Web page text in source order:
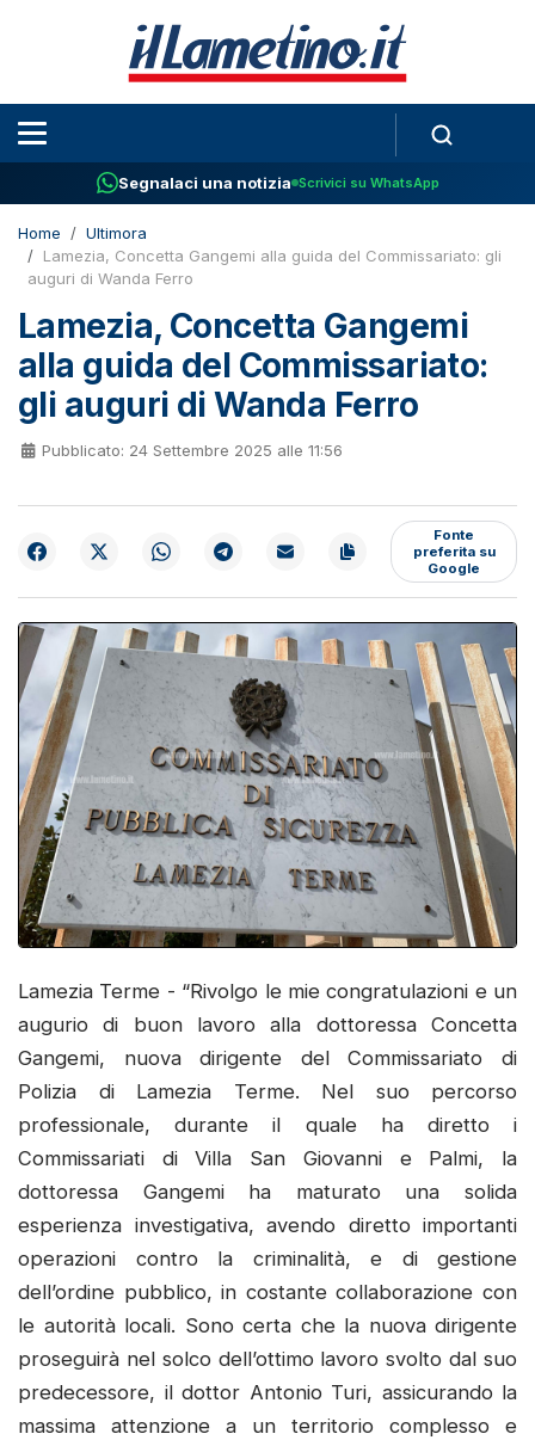
Segnalaci una notizia Scrivici su WhatsApp
Home
Ultimora
Lamezia, Concetta Gangemi alla guida del Commissariato: gli
auguri di Wanda Ferro
Lamezia, Concetta Gangemi
alla guida del Commissariato:
gli auguri di Wanda Ferro
Pubblicato: 24 Settembre 2025 alle 11:56
Fonte
preferita su
Google
Lamezia Terme - “Rivolgo le mie congratulazioni e un
augurio di buon lavoro alla dottoressa Concetta
Gangemi, nuova dirigente del Commissariato di
Polizia di Lamezia Terme. Nel suo percorso
professionale, durante il quale ha diretto i
Commissariati di Villa San Giovanni e Palmi, la
dottoressa Gangemi ha maturato una solida
esperienza investigativa, avendo diretto importanti
operazioni contro la criminalità, e di gestione
dell’ordine pubblico, in costante collaborazione con
le autorità locali. Sono certa che la nuova dirigente
proseguirà nel solco dell’ottimo lavoro svolto dal suo
predecessore, il dottor Antonio Turi, assicurando la
massima attenzione a un territorio complesso e